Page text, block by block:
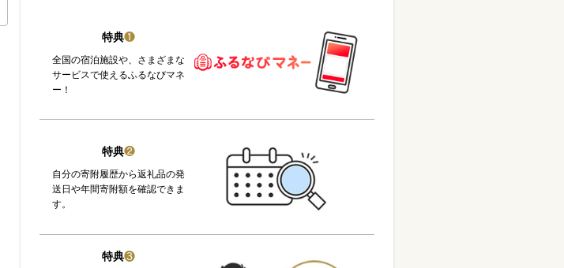
特典❶
全国の宿泊施設や、さまざまな
サービスで使えるふるなびマネ
ー！
特典❷
自分の寄附履歴から返礼品の発
送日や年間寄附額を確認できま
す。
特典❸